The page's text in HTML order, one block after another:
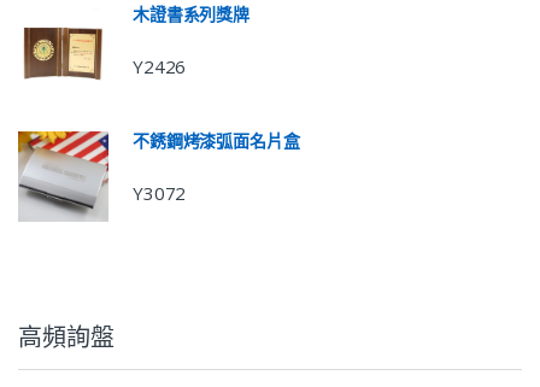
木證書系列獎牌
Y2426
不銹鋼烤漆弧面名片盒
Y3072
高頻詢盤